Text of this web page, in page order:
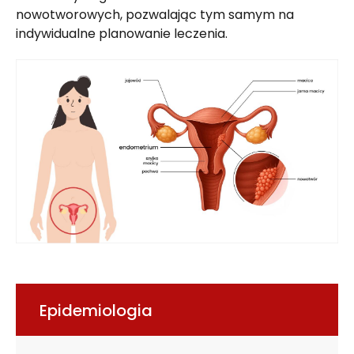
nowotworowych, pozwalając tym samym na
indywidualne planowanie leczenia.
Epidemiologia